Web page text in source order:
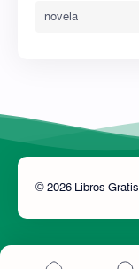
novela
© 2026 Libros Gratis